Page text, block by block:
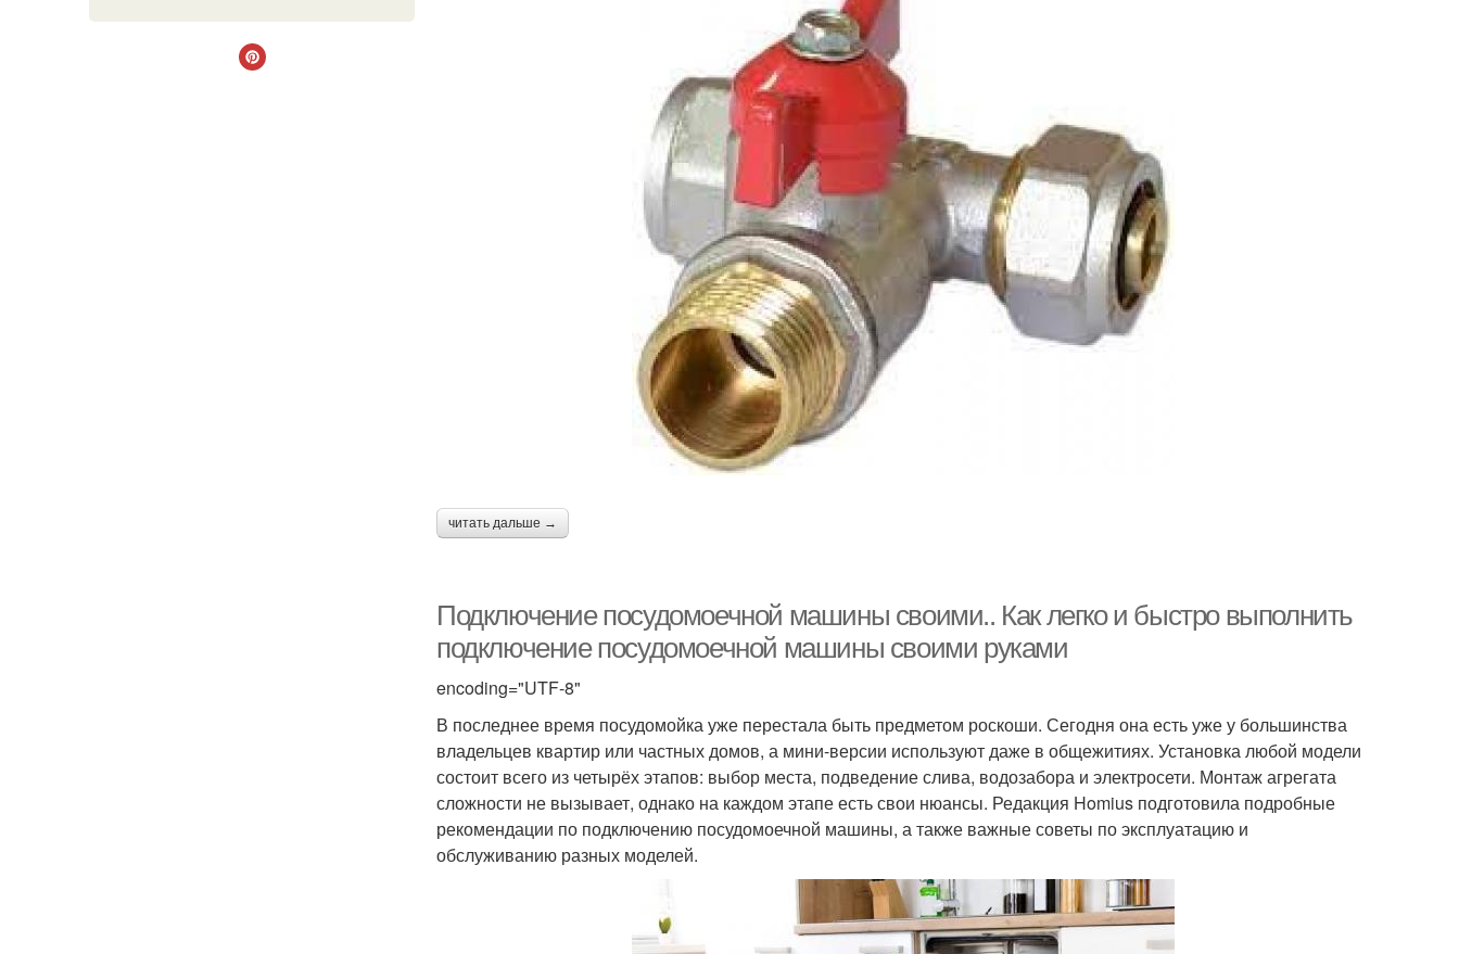
читать дальше →
Подключение посудомоечной машины своими.. Как легко и быстро выполнить
подключение посудомоечной машины своими руками
encoding="UTF-8"
В последнее время посудомойка уже перестала быть предметом роскоши. Сегодня она есть уже у большинства
владельцев квартир или частных домов, а мини-версии используют даже в общежитиях. Установка любой модели
состоит всего из четырёх этапов: выбор места, подведение слива, водозабора и электросети. Монтаж агрегата
сложности не вызывает, однако на каждом этапе есть свои нюансы. Редакция Homius подготовила подробные
рекомендации по подключению посудомоечной машины, а также важные советы по эксплуатацию и
обслуживанию разных моделей.